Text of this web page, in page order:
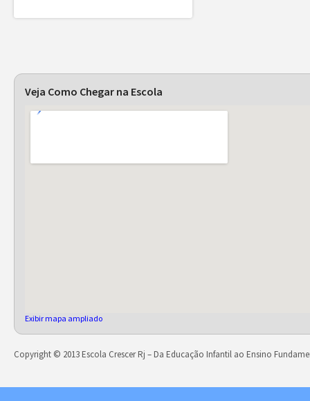
Veja Como Chegar na Escola
Exibir mapa ampliado
Copyright © 2013 Escola Crescer Rj – Da Educação Infantil ao Ensino